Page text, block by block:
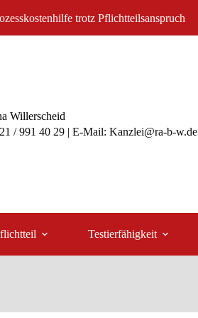
trotz Pflichtteilsanspruch
Willerscheid
/ 991 40 29 | E-Mail: Kanzlei@ra-b-w.de
Testierfähigkeit